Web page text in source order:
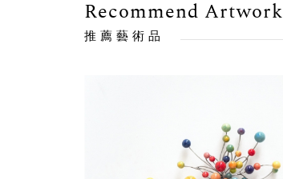
Recommend Artwork
推薦藝術品